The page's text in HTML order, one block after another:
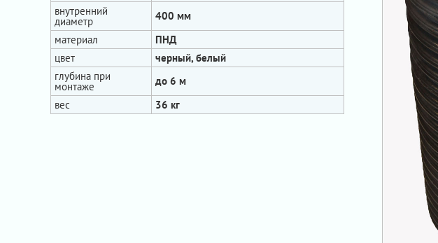
внутренний
диаметр
400 мм
материал
ПНД
цвет
черный, белый
глубина при
монтаже
до 6 м
вес
36 кг